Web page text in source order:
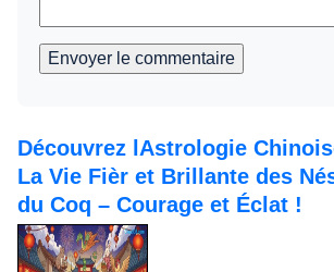
Envoyer le commentaire
Découvrez lAstrologie
La Vie Fièr et Brillante des
du Coq – Courage et Éclat !